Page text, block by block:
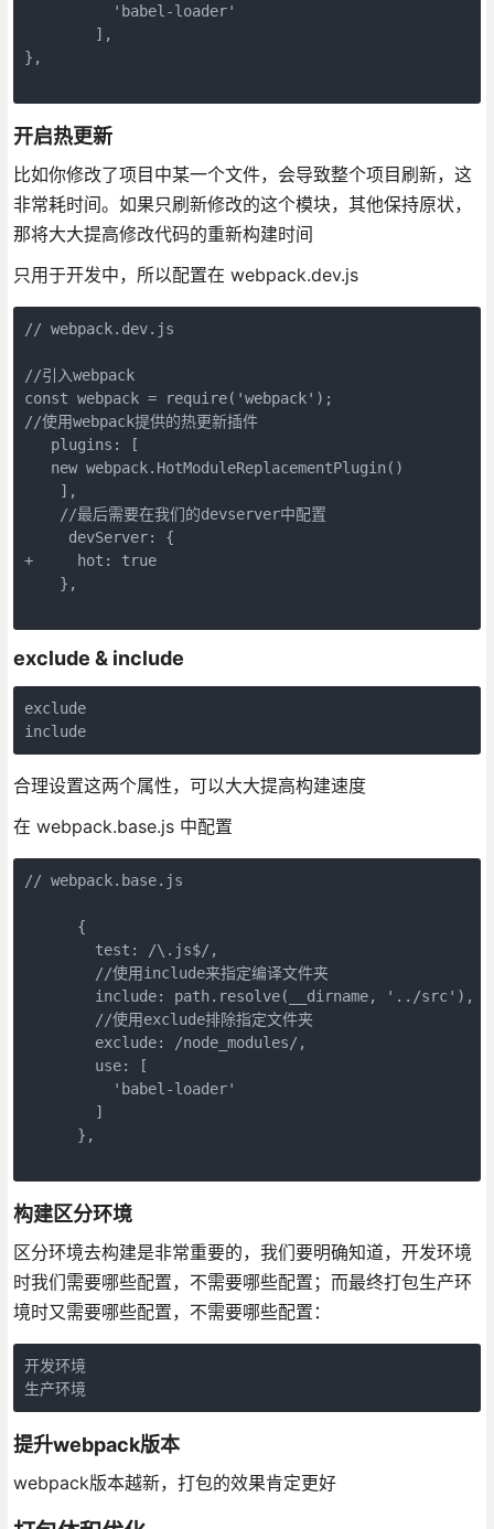
          'babel-loader'
        ],
},
开启热更新
比如你修改了项目中某一个文件，会导致整个项目刷新，这
非常耗时间。如果只刷新修改的这个模块，其他保持原状，
那将大大提高修改代码的重新构建时间
只用于开发中，所以配置在 webpack.dev.js
// webpack.dev.js
//引入webpack
const webpack = require('webpack');
//使用webpack提供的热更新插件
   plugins: [
   new webpack.HotModuleReplacementPlugin()
    ],
    //最后需要在我们的devserver中配置
     devServer: {
+     hot: true
    },
exclude & include
exclude
include
合理设置这两个属性，可以大大提高构建速度
在 webpack.base.js 中配置
// webpack.base.js
      {
        test: /\.js$/,
        //使用include来指定编译文件夹
        include: path.resolve(__dirname, '../src'),
        //使用exclude排除指定文件夹
        exclude: /node_modules/,
        use: [
          'babel-loader'
        ]
      },
构建区分环境
区分环境去构建是非常重要的，我们要明确知道，开发环境
时我们需要哪些配置，不需要哪些配置；而最终打包生产环
境时又需要哪些配置，不需要哪些配置：
开发环境
提升webpack版本
webpack版本越新，打包的效果肯定更好